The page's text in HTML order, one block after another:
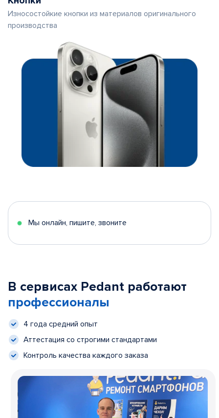
Износостойкие кнопки из материалов оригинального
производства
Мы онлайн, пишите, звоните
В сервисах Pedant работают
профессионалы
4 года средний опыт
Аттестация со строгими стандартами
Контроль качества каждого заказа